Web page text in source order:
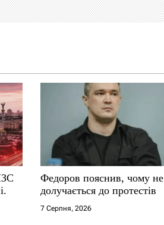
Федоров пояснив, чому не
долучається до протестів
7 Серпня, 2026